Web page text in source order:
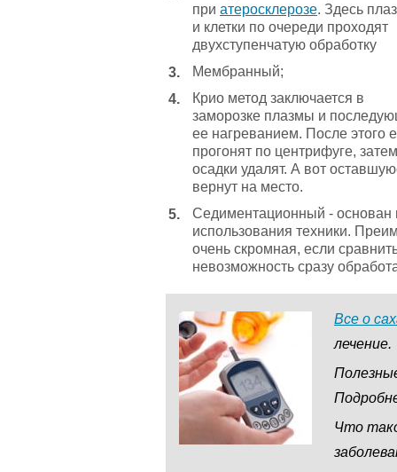
при атеросклерозе. Здесь
и клетки по очереди проходят
двухступенчатую обработку
Мембранный;
Крио метод заключается в
заморозке плазмы и
ее нагреванием. После этого
прогонят по центрифуге, затем
осадки удалят. А вот
вернут на место.
Седиментационный - основан
использования техники.
очень скромная, если
невозможность сразу
Все о
лечение.
Что